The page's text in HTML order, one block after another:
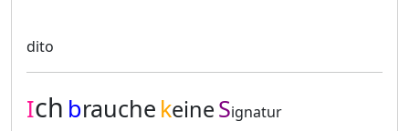
dito
Ich brauche keineSignatur